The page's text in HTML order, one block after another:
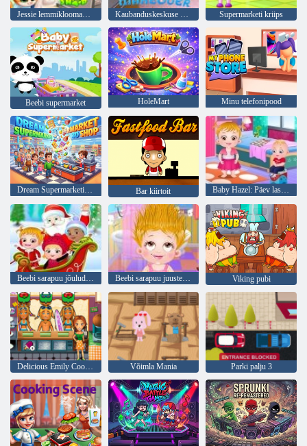
Jessie lemmikloomapood Kaubanduskeskuse makeover Supermarketi kriips
Beebi supermarket HoleMart Minu telefonipood
Dream Supermarketi 3D-pood Bar kiirtoit Baby Hazel: Päev lasteaias
Beebi sarapuu jõulude üllatus Beebi sarapuu juuste päev Viking pubi
Delicious Emily Cook & Go Võimla Mania Parki palju 3